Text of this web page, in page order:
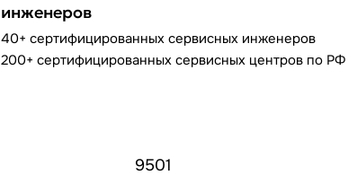
инженеров
40+ сертифицированных сервисных инженеров
200+ сертифицированных сервисных центров по РФ
9501